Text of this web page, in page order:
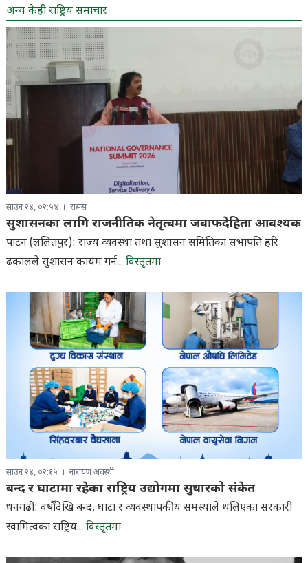
अन्य केही राष्ट्रिय समाचार
साउन २४, ०२:५४ रासस
सुशासनका लागि राजनीतिक नेतृत्वमा जवाफदेहिता आवश्यक
पाटन (ललितपुर): राज्य व्यवस्था तथा सुशासन समितिका सभापति हरि
ढकालले सुशासन कायम गर्न... विस्तृतमा
साउन २४, ०२:१५ नारायण अवस्थी
बन्द र घाटामा रहेका राष्ट्रिय उद्योगमा सुधारको संकेत
धनगढी: वर्षौंदेखि बन्द, घाटा र व्यवस्थापकीय समस्याले थलिएका सरकारी
स्वामित्वका राष्ट्रिय... विस्तृतमा